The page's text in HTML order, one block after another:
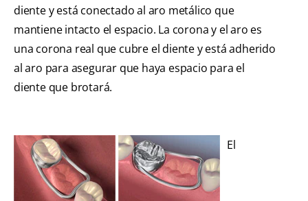
diente y está conectado al aro metálico que
mantiene intacto el espacio. La corona y el aro es
una corona real que cubre el diente y está adherido
al aro para asegurar que haya espacio para el
diente que brotará.
El